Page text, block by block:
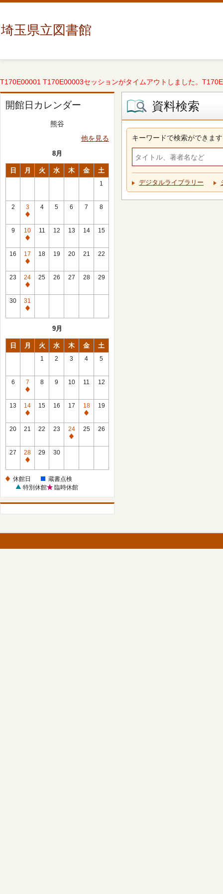
埼玉県立図書館
T170E00001 T170E00003セッションがタイムアウトしました。
開館日カレンダー
熊谷
他を見る
8月
日 月 火 水 木 金 土
1
2
3
休
館
日
4 5 6 7 8
9
10
休
館
日
11 12 13 14 15
16
17
休
館
日
18 19 20 21 22
23
24
休
館
日
25 26 27 28 29
30
31
休
9月
日 月 火 水 木 金 土
1 2 3 4 5
6
7
休
館
日
8 9 10 11 12
13
14
休
館
15 16 17
18
休
館
19
20 21 22 23
24
休
25 26
27
28
休
日
29 30
休館日
蔵書点検
特別休館
臨時休館
資料検索
キーワードで検索ができます
デジタルライブラリー